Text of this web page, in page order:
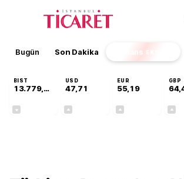
Bugün Son Dakika Finans EKSTRA
BIST
13.779,39
USD
47,71
EUR
55,19
GBP